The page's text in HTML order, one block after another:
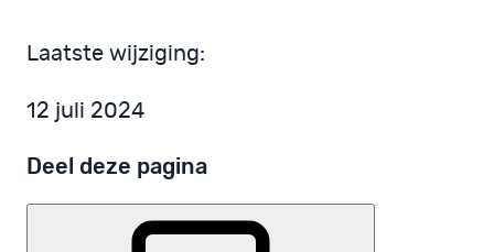
Laatste wijziging:
12 juli 2024
Deel deze pagina